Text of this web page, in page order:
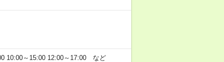
10:00～15:00 12:00～17:00 など